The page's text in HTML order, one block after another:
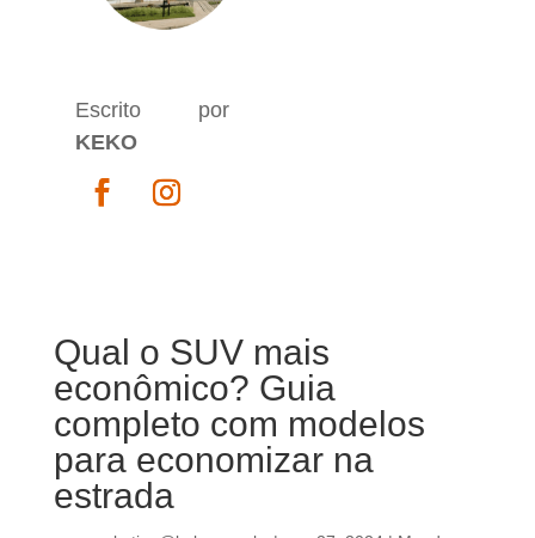
Escrito por
KEKO
Qual o SUV mais
econômico? Guia
completo com modelos
para economizar na
estrada